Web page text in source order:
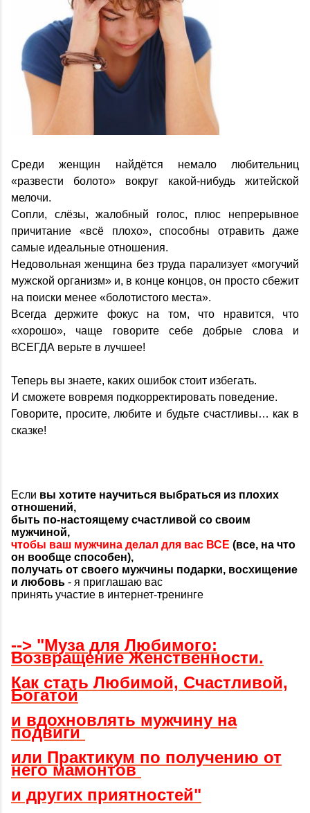
Среди женщин найдётся немало любительниц
«развести болото» вокруг какой-нибудь житейской
мелочи.
Сопли, слёзы, жалобный голос, плюс непрерывное
причитание «всё плохо», способны отравить даже
самые идеальные отношения.
Недовольная женщина без труда парализует «могучий
мужской организм» и, в конце концов, он просто сбежит
на поиски менее «болотистого места».
Всегда держите фокус на том, что нравится, что
«хорошо», чаще говорите себе добрые слова и
ВСЕГДА верьте в лучшее!
Теперь вы знаете, каких ошибок стоит избегать.
И сможете вовремя подкорректировать поведение.
Говорите, просите, любите и будьте счастливы… как в
сказке!
Если вы хотите научиться выбраться из плохих
отношений,
быть по-настоящему счастливой со своим
мужчиной,
чтобы ваш мужчина делал для вас ВСЕ (все, на что
он вообще способен),
получать от своего мужчины подарки, восхищение
и любовь - я приглашаю вас
принять участие в интернет-тренинге
--> "Муза для Любимого:
Возвращение Женственности.
Как стать Любимой, Счастливой,
Богатой
и вдохновлять мужчину на
подвиги
или Практикум по получению от
него мамонтов
и других приятностей"